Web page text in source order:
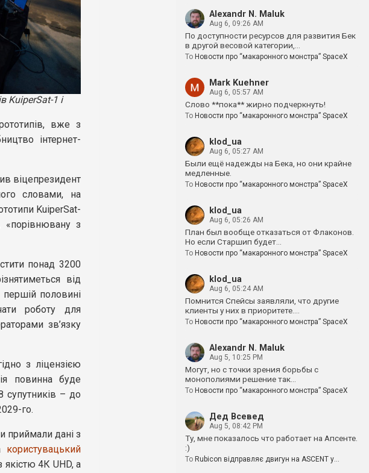
KuiperSat-1 і
вже з
інтернет-
віцепрезидент
словами, на
KuiperSat-
«порівнювану з
понад 3200
від
половині
роботу для
зв’язку
з ліцензією
повинна буде
супутників – до
го.
приймали дані з
користувацький
4К UHD, а
Alexandr N. Maluk
Aug 6, 09:26 AM
По доступности ресурсов для развития Бек
в другой весовой категории,…
To Новости про “макаронного монстра” SpaceX
Mark Kuehner
Aug 6, 05:57 AM
Слово **пока** жирно подчеркнуть!
To Новости про “макаронного монстра” SpaceX
klod_ua
Aug 6, 05:27 AM
Были ещё надежды на Бека, но они крайне
медленные.
To Новости про “макаронного монстра” SpaceX
klod_ua
Aug 6, 05:26 AM
План был вообще отказаться от Флаконов.
Но если Старшип будет…
To Новости про “макаронного монстра” SpaceX
klod_ua
Aug 6, 05:24 AM
Помнится Спейсы заявляли, что другие
клиенты у них в приоритете.…
To Новости про “макаронного монстра” SpaceX
Alexandr N. Maluk
Aug 5, 10:25 PM
Могут, но с точки зрения борьбы с
монополиями решение так…
To Новости про “макаронного монстра” SpaceX
Дед Всевед
Aug 5, 08:42 PM
Ту, мне показалось что работает на Апсенте.
:)
To Rubicon відправляє двигун на ASCENT у…